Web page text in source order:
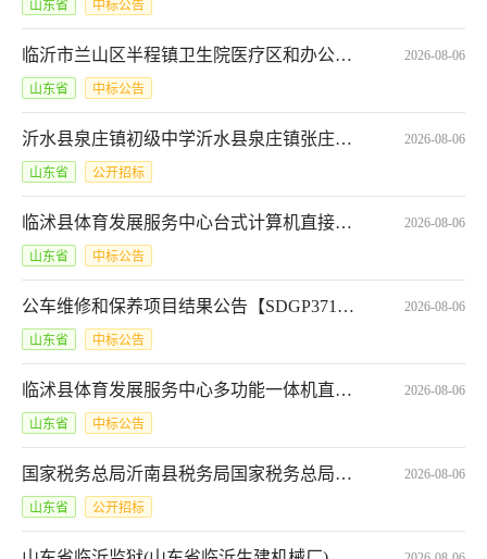
山东省 中标公告
临沂市兰山区半程镇卫生院医疗区和办公区改造项目中标结果公示 2026-08-06
山东省 中标公告
沂水县泉庄镇初级中学沂水县泉庄镇张庄小学上门更换打印机碳粉网上商城电子反拍项目采购公告*SCFP-3713232026131961720 2026-08-06
山东省 公开招标
临沭县体育发展服务中心台式计算机直接选定结果公告 2026-08-06
山东省 中标公告
公车维修和保养项目结果公告【SDGP371300000202601003215_A】 2026-08-06
山东省 中标公告
临沭县体育发展服务中心多功能一体机直接选定结果公告 2026-08-06
山东省 中标公告
国家税务总局沂南县税务局国家税务总局沂南县税务局办公用品网上商城电子反拍项目采购公告*SCFP-3713212026131961712 2026-08-06
山东省 公开招标